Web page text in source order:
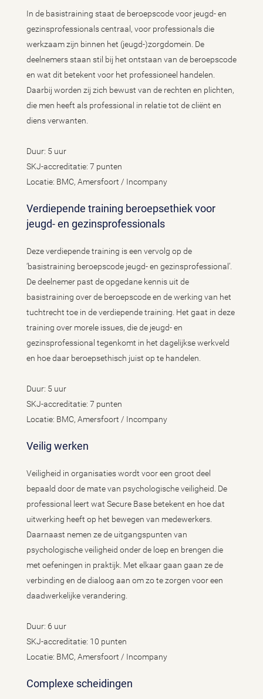
In de basistraining staat de beroepscode voor jeugd- en
gezinsprofessionals centraal, voor professionals die
werkzaam zijn binnen het (jeugd-)zorgdomein. De
deelnemers staan stil bij het ontstaan van de beroepscode
en wat dit betekent voor het professioneel handelen.
Daarbij worden zij zich bewust van de rechten en plichten,
die men heeft als professional in relatie tot de cliënt en
diens verwanten.
Duur: 5 uur
SKJ-accreditatie: 7 punten
Locatie: BMC, Amersfoort / Incompany
Verdiepende training beroepsethiek voor
jeugd- en gezinsprofessionals
Deze verdiepende training is een vervolg op de
‘basistraining beroepscode jeugd- en gezinsprofessional’.
De deelnemer past de opgedane kennis uit de
basistraining over de beroepscode en de werking van het
tuchtrecht toe in de verdiepende training. Het gaat in deze
training over morele issues, die de jeugd- en
gezinsprofessional tegenkomt in het dagelijkse werkveld
en hoe daar beroepsethisch juist op te handelen.
Duur: 5 uur
SKJ-accreditatie: 7 punten
Locatie: BMC, Amersfoort / Incompany
Veilig werken
Veiligheid in organisaties wordt voor een groot deel
bepaald door de mate van psychologische veiligheid. De
professional leert wat Secure Base betekent en hoe dat
uitwerking heeft op het bewegen van medewerkers.
Daarnaast nemen ze de uitgangspunten van
psychologische veiligheid onder de loep en brengen die
met oefeningen in praktijk. Met elkaar gaan gaan ze de
verbinding en de dialoog aan om zo te zorgen voor een
daadwerkelijke verandering.
Duur: 6 uur
SKJ-accreditatie: 10 punten
Locatie: BMC, Amersfoort / Incompany
Complexe scheidingen